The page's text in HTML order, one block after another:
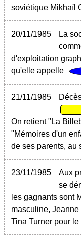
soviétique Mikhaïl
20/11/1985
La
d'exploitation
qu'elle appelle
21/11/1985
On retient "La
"Mémoires d'un
de ses parents, au
23/11/1985
Aux
se
les gagnants sont
masculine,
Tina Turner pour